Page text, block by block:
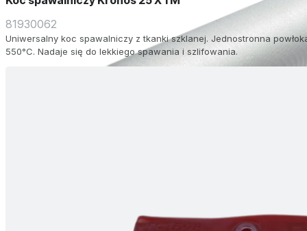
81930062
Uniwersalny koc spawalniczy z tkanki szklanej. Jednostronna
550°C. Nadaje się do lekkiego spawania i szlifowania.